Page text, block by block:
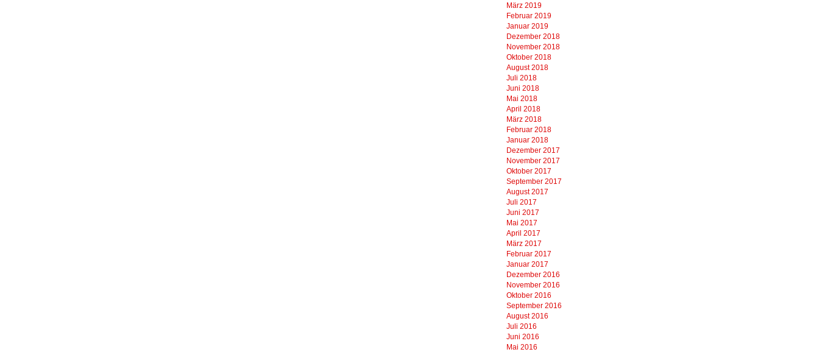
März 2019
Februar 2019
Januar 2019
Dezember 2018
November 2018
Oktober 2018
August 2018
Juli 2018
Juni 2018
Mai 2018
April 2018
März 2018
Februar 2018
Januar 2018
Dezember 2017
November 2017
Oktober 2017
September 2017
August 2017
Juli 2017
Juni 2017
Mai 2017
April 2017
März 2017
Februar 2017
Januar 2017
Dezember 2016
November 2016
Oktober 2016
September 2016
August 2016
Juli 2016
Juni 2016
Mai 2016